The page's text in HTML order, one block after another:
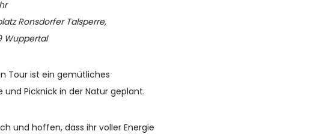
Ronsdorfer Talsperre,
Wuppertal
Tour ist ein gemütliches
Picknick in der Natur geplant.
und hoffen, dass ihr voller Energie